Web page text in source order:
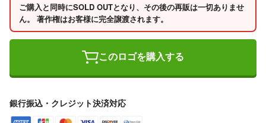
ご購入と同時にSOLD OUTとなり、その後の再販は一切ありませ
ん。 著作権はお客様に完全譲渡されます。
このロゴを購入する
銀行振込・クレジット決済対応